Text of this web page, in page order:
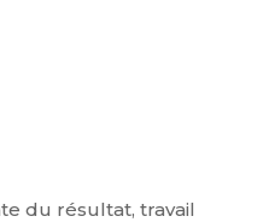
du résultat, travail